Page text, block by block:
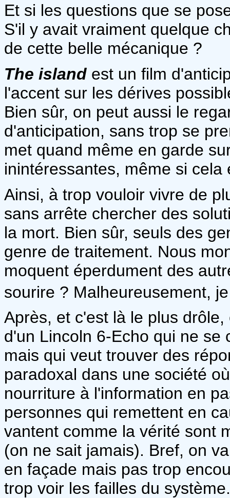
Et si les questions que se
S'il y avait vraiment quelque
de cette belle mécanique ?
The island est un film
l'accent sur les dérives
Bien sûr, on peut aussi le
d'anticipation, sans trop se
met quand même en garde
inintéressantes, même si
Ainsi, à trop vouloir vivre de
sans arrête chercher des
la mort. Bien sûr, seuls des
genre de traitement. Nous
moquent éperdument des
sourire ? Malheureusement,
Après, et c'est là le plus
d'un Lincoln 6-Echo qui ne se
mais qui veut trouver des
paradoxal dans une société
nourriture à l'information en
personnes qui remettent en
vantent comme la vérité sont
(on ne sait jamais). Bref, on
en façade mais pas trop
trop voir les failles du système.